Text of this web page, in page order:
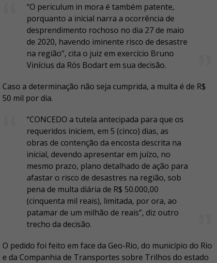
“O periculum in mora é também patente,
porquanto a inicial narra a ocorrência de
desprendimento rochoso no dia 27 de maio
de 2020, havendo iminente risco de desastre
na região”, cita o juiz em exercício Bruno
Vinícius da Rós Bodart em sua decisão.
Caso a determinação não seja cumprida, a multa é de R$
50 mil por dia.
“CONCEDO a tutela antecipada para que os
requeridos iniciem, em 5 (cinco) dias, as
obras de contenção da encosta descrita na
inicial, devendo apresentar em juízo, no
mesmo prazo, plano detalhado de ação para
afastar o risco de desastres na região, sob
pena de multa diária de R$ 50.000,00
(cinquenta mil reais), limitada, por ora, ao
patamar de um milhão de reais”, diz outro
trecho da decisão.
O pedido foi feito em face da Geo-Rio, do município do Rio
e da Companhia de Transportes sobre Trilhos do estado